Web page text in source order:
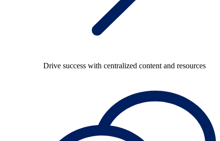
Drive success with centralized content and resources